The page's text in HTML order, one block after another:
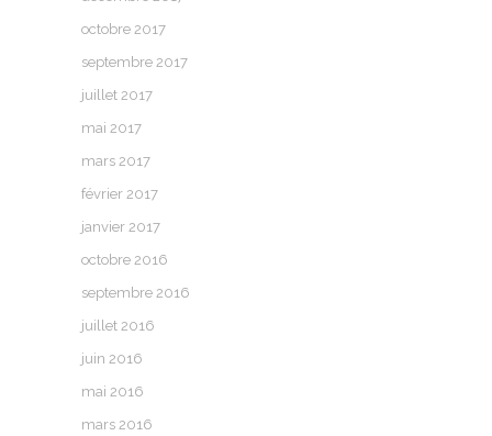
octobre 2017
septembre 2017
juillet 2017
mai 2017
mars 2017
février 2017
janvier 2017
octobre 2016
septembre 2016
juillet 2016
juin 2016
mai 2016
mars 2016